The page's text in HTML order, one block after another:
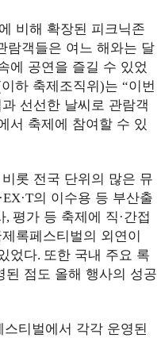
비해 확장된 피크닉존
람객들은 여느 해와는 달
에 공연을 즐길 수 있었
이하 축제조직위)는 “이번
선선한 날씨로 관람객
서 축제에 참여할 수 있
롯 전국 단위의 많은 뮤
의 이수용 등 부산출
, 평가 등 축제에 직 ·간접
록페스티벌의 외연이
었다. 또한 국내 주요 록
점도 올해 행사의 성공
티벌에서 각각 운영된